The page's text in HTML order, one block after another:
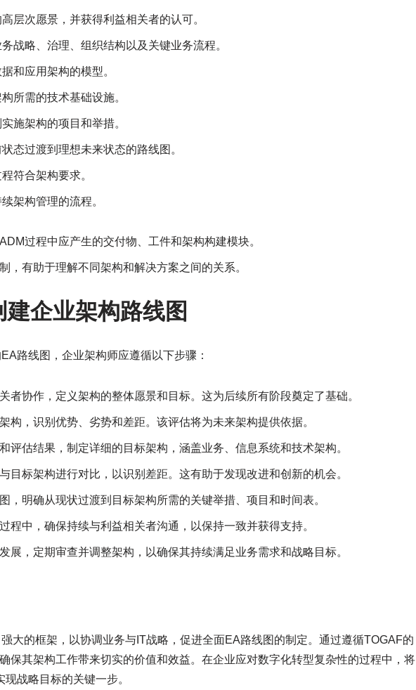
高层次愿景，并获得利益相关者的认可。
务战略、治理、组织结构以及关键业务流程。
据和应用架构的模型。
所需的技术基础设施。
实施架构的项目和举措。
状态过渡到理想未来状态的路线图。
符合架构要求。
续架构管理的流程。
过程中应产生的交付物、工件和架构构建模块。
，有助于理解不同架构和解决方案之间的关系。
企业架构路线图
路线图，企业架构师应遵循以下步骤：
者协作，定义架构的整体愿景和目标。这为后续所有阶段奠定了基础。
构，识别优势、劣势和差距。该评估将为未来架构提供依据。
评估结果，制定详细的目标架构，涵盖业务、信息系统和技术架构。
与目标架构进行对比，以识别差距。这有助于发现改进和创新的机会。
，明确从现状过渡到目标架构所需的关键举措、项目和时间表。
过程中，确保持续与利益相关者沟通，以保持一致并获得支持。
展，定期审查并调整架构，以确保其持续满足业务需求和战略目标。
大的框架，以协调业务与IT战略，促进全面EA路线图的制定。通过遵循TOGAF的
保其架构工作带来切实的价值和效益。在企业应对数字化转型复杂性的过程中，将
战略目标的关键一步。